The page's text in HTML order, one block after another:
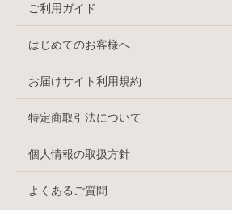
ご利用ガイド
はじめてのお客様へ
お届けサイト利用規約
特定商取引法について
個人情報の取扱方針
よくあるご質問